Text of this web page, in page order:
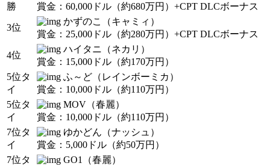
勝
賞金：60,000ドル（約680万円）+CPT DLCボーナス
3位
かずのこ（キャミィ）
賞金：25,000ドル（約280万円）+CPT DLCボーナス
4位
ハイタニ（ネカリ）
賞金：15,000ドル（約170万円）
5位タ
イ
ふ～ど（レインボーミカ）
賞金：10,000ドル（約110万円）
5位タ
イ
MOV（春麗）
賞金：10,000ドル（約110万円）
7位タ
イ
ゆかどん（ナッシュ）
賞金：5,000ドル（約50万円）
7位タ
GO1（春麗）